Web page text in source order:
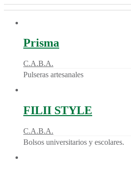
Prisma
C.A.B.A.
Pulseras artesanales
FILII STYLE
C.A.B.A.
Bolsos universitarios y escolares.